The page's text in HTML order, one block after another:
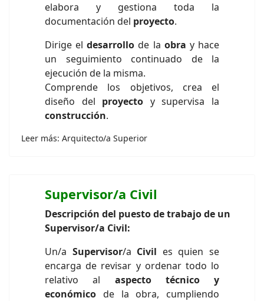
elabora y gestiona toda la
documentación del proyecto.
Dirige eldesarrollode la obra y hace
un seguimiento continuado de la
ejecución de la misma.
Comprende los objetivos, crea el
diseño del proyecto y supervisa la
construcción.
Leer más: Arquitecto/a Superior
Supervisor/a Civil
Descripción del puesto de trabajo de un
Supervisor/a Civil:
Un/a Supervisor/a Civil es quien se
encarga de revisar y ordenar todo lo
relativo al aspecto técnico y
económico de la obra, cumpliendo